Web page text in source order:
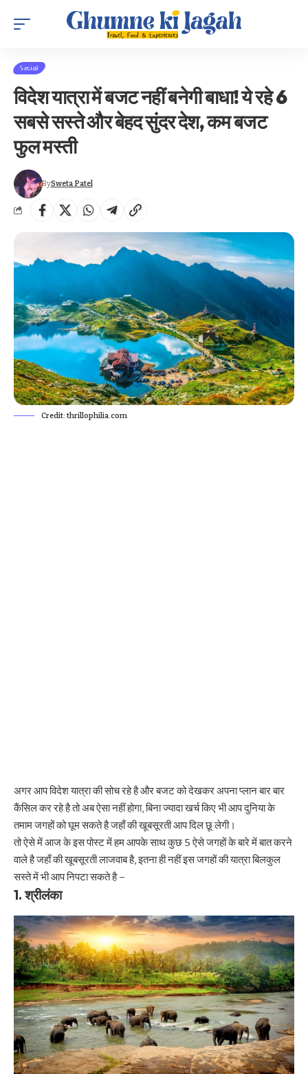
Social
विदेश यात्रा में बजट नहीं बनेगी बाधा! ये रहे 6
सबसे सस्ते और बेहद सुंदर देश, कम बजट
फुल मस्ती
BySweta Patel
Credit: thrillophilia.com
अगर आप विदेश यात्रा की सोच रहे है और बजट को देखकर अपना प्लान बार बार
कैंसिल कर रहे है तो अब ऐसा नहीं होगा, बिना ज्यादा खर्च किए भी आप दुनिया के
तमाम जगहों को घूम सकते है जहाँ की खूबसूरती आप दिल छू लेगी।
तो ऐसे में आज के इस पोस्ट में हम आपके साथ कुछ 5 ऐसे जगहों के बारे में बात करने
वाले है जहाँ की खूबसूरती लाजवाब है, इतना ही नहीं इस जगहों की यात्रा बिलकुल
सस्ते में भी आप निपटा सकते है –
1. श्रीलंका